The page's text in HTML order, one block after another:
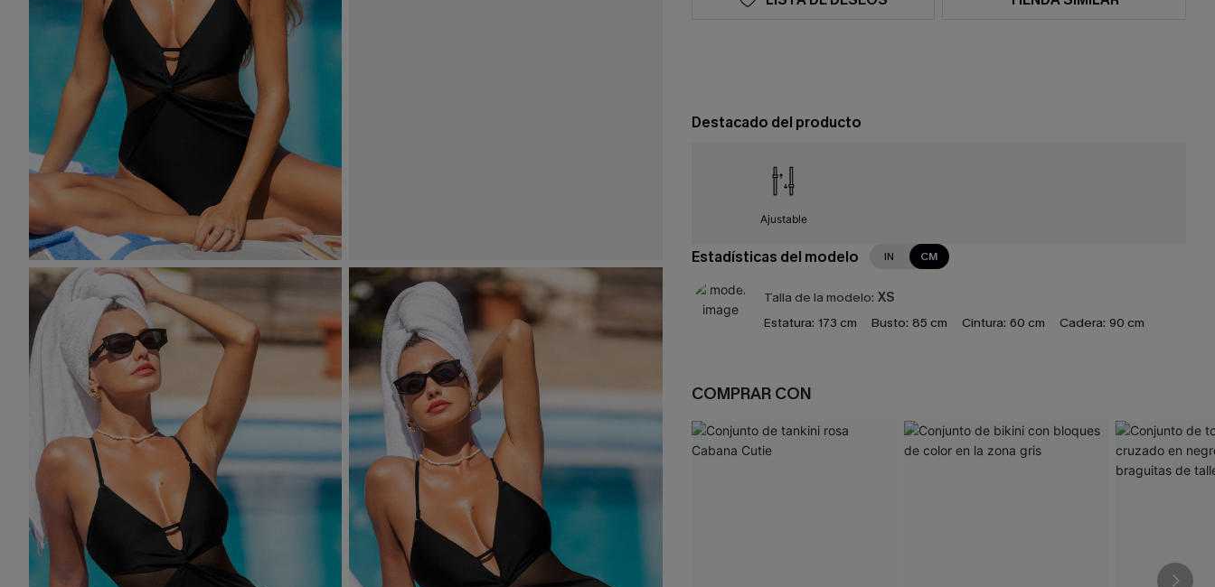
Destacado del producto
Ajustable
Estadísticas del modelo IN CM
Talla de la modelo: XS
Estatura: 173 cm Busto: 85 cm Cintura: 60 cm Cadera: 90 cm
COMPRAR CON